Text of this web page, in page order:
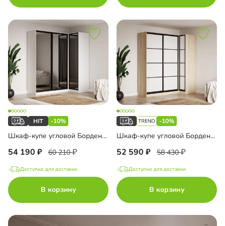
-10%
Шкаф-купе угловой Борден-5-5 1200
54 190 60 210
Доступно для доставки
В корзину
-10%
Шкаф-купе угловой Борден-5-4 1000
52 590 58 430
Доступно для доставки
В корзину